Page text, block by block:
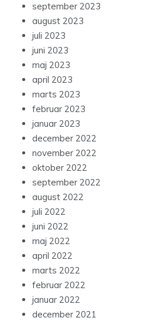
september 2023
august 2023
juli 2023
juni 2023
maj 2023
april 2023
marts 2023
februar 2023
januar 2023
december 2022
november 2022
oktober 2022
september 2022
august 2022
juli 2022
juni 2022
maj 2022
april 2022
marts 2022
februar 2022
januar 2022
december 2021